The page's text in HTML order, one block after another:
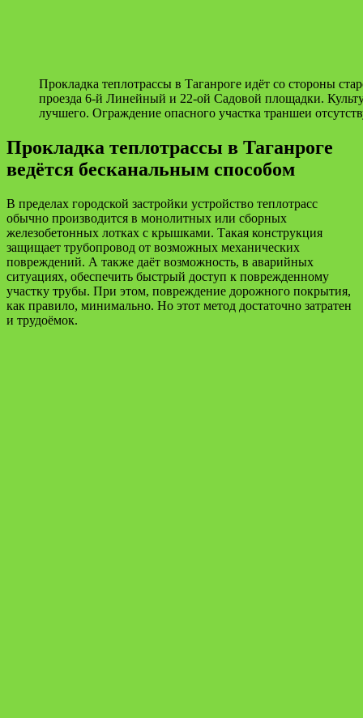
Прокладка теплотрассы в Таганроге идёт со стороны
проезда 6-й Линейный и 22-ой Садовой площадки.
лучшего. Ограждение опасного участка траншеи
Прокладка теплотрассы в Таганроге
ведётся бесканальным способом
В пределах городской застройки устройство теплотрасс
обычно производится в монолитных или сборных
железобетонных лотках с крышками. Такая конструкция
защищает трубопровод от возможных механических
повреждений. А также даёт возможность, в аварийных
ситуациях, обеспечить быстрый доступ к поврежденному
участку трубы. При этом, повреждение дорожного покрытия,
как правило, минимально. Но этот метод достаточно затратен
и трудоёмок.